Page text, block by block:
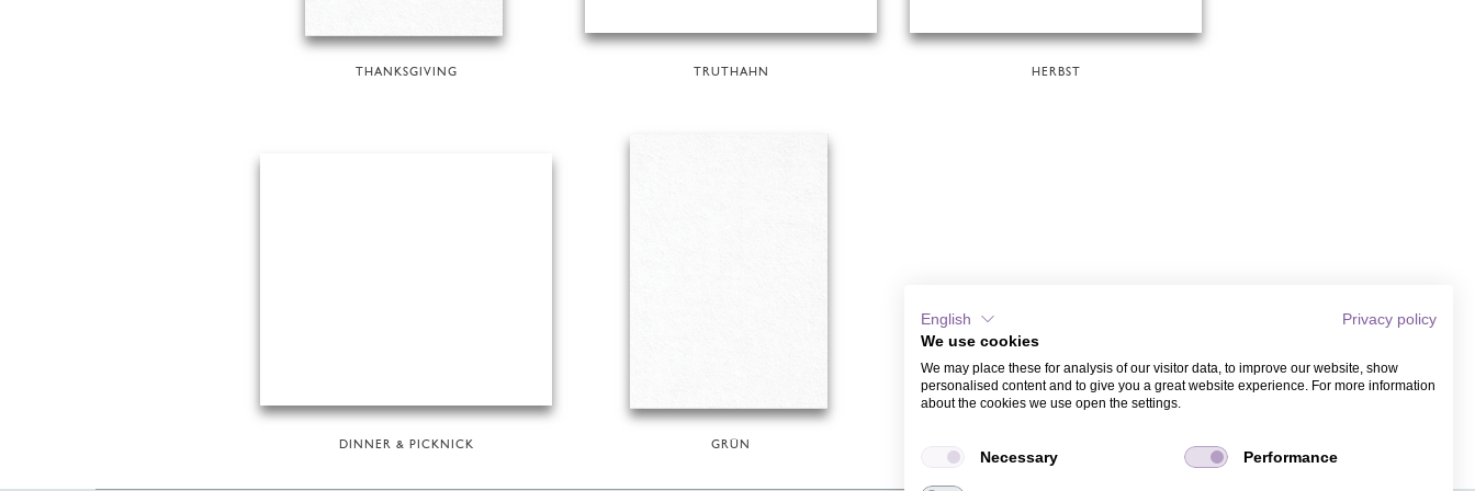
THANKSGIVING TRUTHAHN HERBST
DINNER & PICKNICK GRÜN
English
Privacy policy
We use cookies
We may place these for analysis of our visitor data, to improve our website, show
personalised content and to give you a great website experience. For more information
about the cookies we use open the settings.
Necessary Performance